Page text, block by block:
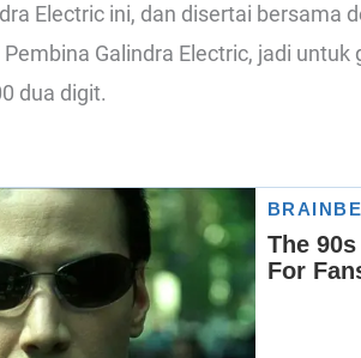
Electric ini, dan disertai bersama
Galindra Electric, jadi
dua digit.